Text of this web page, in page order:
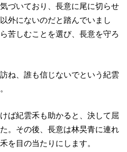
づいており、長意に尾に切らせ
外にないのだと踏んでいまし
苦しむことを選び、長意を守ろ
ね、誰も信じないでという紀雲
ば紀雲禾も助かると、決して屈
。その後、長意は林旲青に連れ
を目の当たりにします。